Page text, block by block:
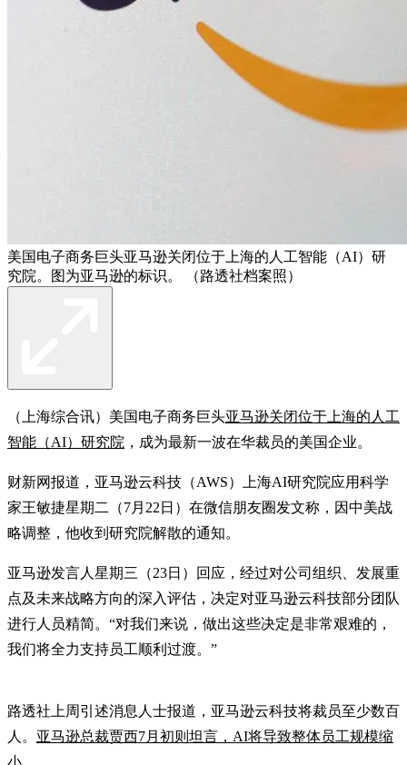
美国电子商务巨头亚马逊关闭位于上海的人工智能（AI）研
究院。图为亚马逊的标识。 （路透社档案照）
（上海综合讯）美国电子商务巨头亚马逊关闭位于上海的人工
智能（AI）研究院 ，成为最新一波在华裁员的美国企业。
财新网报道，亚马逊云科技（AWS）上海AI研究院应用科学
家王敏捷星期二（7月22日）在微信朋友圈发文称，因中美战
略调整，他收到研究院解散的通知。
亚马逊发言人星期三（23日）回应，经过对公司组织、发展重
点及未来战略方向的深入评估，决定对亚马逊云科技部分团队
进行人员精简。“对我们来说，做出这些决定是非常艰难的，
我们将全力支持员工顺利过渡。”
路透社上周引述消息人士报道，亚马逊云科技将裁员至少数百
人。 亚马逊总裁贾西7月初则坦言，AI将导致整体员工规模缩
小。